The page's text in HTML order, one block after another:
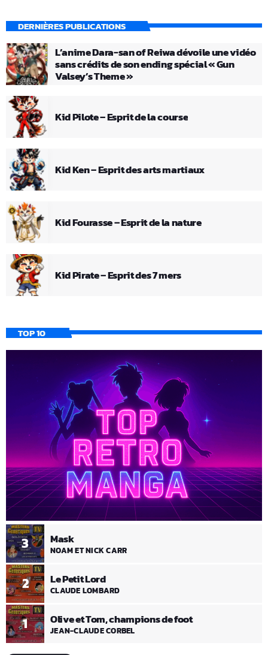
DERNIÈRES PUBLICATIONS
L’anime Dara-san of Reiwa dévoile une vidéo
sans crédits de son ending spécial « Gun
Valsey’s Theme »
Kid Pilote – Esprit de la course
Kid Ken – Esprit des arts martiaux
Kid Fourasse – Esprit de la nature
Kid Pirate – Esprit des 7 mers
TOP 10
1 Olive et Tom, champions de foot
JEAN-CLAUDE CORBEL
2 Le Petit Lord
CLAUDE LOMBARD
3 Mask
NOAM ET NICK CARR